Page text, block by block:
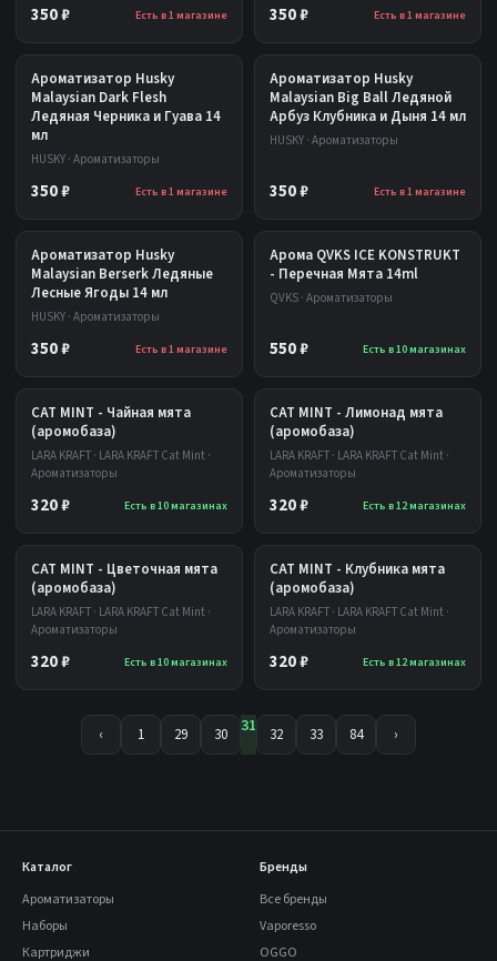
350 ₽ Есть в 1 магазине 350 ₽ Есть в 1 магазине
Ароматизатор Husky
Malaysian Dark Flesh
Ледяная Черника и Гуава 14
мл
HUSKY · Ароматизаторы
350 ₽ Есть в 1 магазине
Ароматизатор Husky
Malaysian Big Ball Ледяной
Арбуз Клубника и Дыня 14 мл
HUSKY · Ароматизаторы
350 ₽ Есть в 1 магазине
Ароматизатор Husky
Malaysian Berserk Ледяные
Лесные Ягоды 14 мл
HUSKY · Ароматизаторы
350 ₽ Есть в 1 магазине
Арома QVKS ICE KONSTRUKT
- Перечная Мята 14ml
QVKS · Ароматизаторы
550 ₽ Есть в 10 магазинах
CAT MINT - Чайная мята
(аромобаза)
LARA KRAFT · LARA KRAFT Cat Mint ·
Ароматизаторы
320 ₽ Есть в 10 магазинах
CAT MINT - Лимонад мята
(аромобаза)
LARA KRAFT · LARA KRAFT Cat Mint ·
Ароматизаторы
320 ₽ Есть в 12 магазинах
CAT MINT - Цветочная мята
(аромобаза)
LARA KRAFT · LARA KRAFT Cat Mint ·
Ароматизаторы
320 ₽ Есть в 10 магазинах
CAT MINT - Клубника мята
(аромобаза)
LARA KRAFT · LARA KRAFT Cat Mint ·
Ароматизаторы
320 ₽ Есть в 12 магазинах
‹ 1 29 30 31 32 33 84 ›
Каталог
Ароматизаторы
Наборы
Картриджи
Бренды
Все бренды
Vaporesso
OGGO